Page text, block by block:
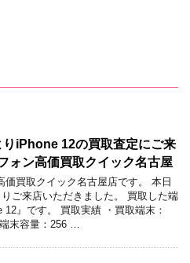
りiPhone 12の買取査定にご来
ォン高価買取クイック名古屋
価買取クイック名古屋店です。 本日
ご来店いただきました。 買取した端
12』です。 買取実績 ・買取端末：
末容量：256 …